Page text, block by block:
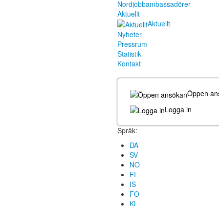
Nordjobbambassadörer
Aktuellt
Aktuellt
Nyheter
Pressrum
Statistik
Kontakt
Öppen
Logga in
Språk:
DA
SV
NO
FI
IS
FO
KL